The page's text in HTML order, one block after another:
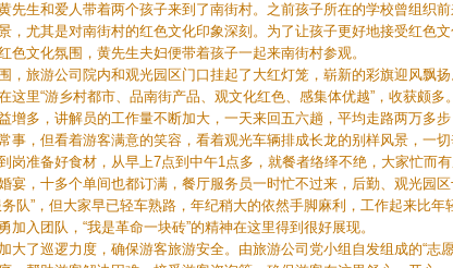
先生和爱人带着两个孩子来到了南街村。之前孩子所在的学校曾组织
，尤其是对南街村的红色文化印象深刻。为了让孩子更好地接受红色
色文化氛围，黄先生夫妇便带着孩子一起来南街村参观。
，旅游公司院内和观光园区门口挂起了大红灯笼，崭新的彩旗迎风飘
这里“游乡村都市、品南街产品、观文化红色、感集体优越”，收获颇多。
增多，讲解员的工作量不断加大，一天来回五六趟，平均走路两万多
事，但看着游客满意的笑容，看着观光车辆排成长龙的别样风景，一
岗准备好食材，从早上7点到中午1点多，就餐者络绎不绝，大家忙而
宴，十多个单间也都订满，餐厅服务员一时忙不过来，后勤、观光园区
队”，但大家早已轻车熟路，年纪稍大的依然手脚麻利，工作起来比
加入团队，“我是革命一块砖”的精神在这里得到很好展现。
大了巡逻力度，确保游客旅游安全。由旅游公司党小组自发组成的“志